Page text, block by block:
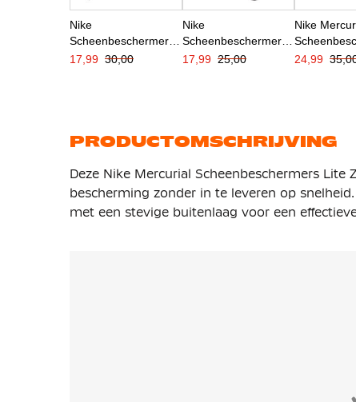
Nike
Scheenbeschermers
Mercurial Hardshell
17,99 30,00
Nike
Scheenbeschermers
Charge Kids Oranje
17,99 25,00
Nike
Lite Zilver
24,99
PRODUCTOMSCHRIJVING
Deze Nike Mercurial Scheenbeschermers
bescherming zonder in te leveren op
met een stevige buitenlaag voor een